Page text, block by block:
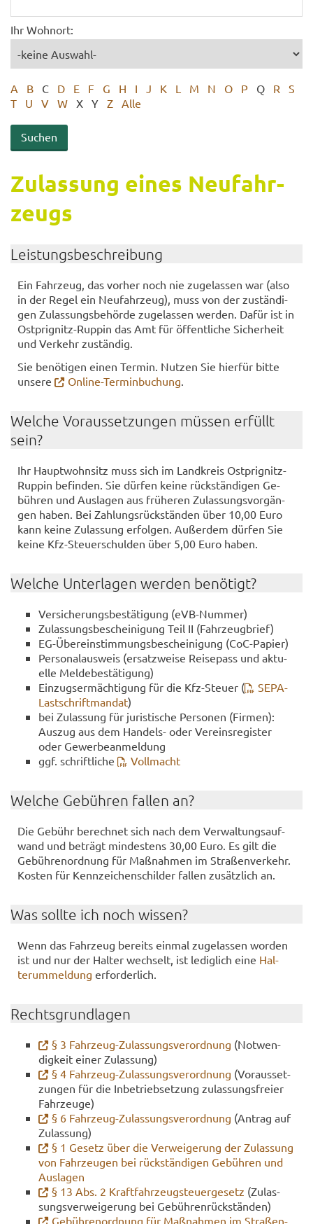
Ihr Wohnort:
A B C D E F G H I J K L M N O P Q R
S
T
U V W X Y Z Alle
Zu­las­sung eines Neu­fahr­
zeugs
Leis­tungs­be­schrei­bung
Ein Fahr­zeug, das vor­her noch nie zu­ge­las­sen war (also
in der Regel ein Neu­fahr­zeug), muss von der zu­stän­di­
gen Zu­las­sungs­be­hör­de zu­ge­las­sen wer­den. Dafür ist in
Ostprignitz-​Ruppin das Amt für öf­fent­li­che Si­cher­heit
und Ver­kehr zu­stän­dig.
Sie be­nö­ti­gen einen Ter­min. Nut­zen Sie hier­für bitte
un­se­re
Online-​Terminbuchung.
Wel­che Vor­aus­set­zun­gen müs­sen er­füllt
sein?
Ihr Haupt­wohn­sitz muss sich im Land­kreis Ostprignitz-​
Ruppin be­fin­den. Sie dür­fen keine rück­stän­di­gen Ge­
büh­ren und Aus­la­gen aus frü­he­ren Zu­las­sungs­vor­gän­
gen haben. Bei Zah­lungs­rück­stän­den über 10,00 Euro
kann keine Zu­las­sung er­fol­gen. Au­ßer­dem dür­fen Sie
keine Kfz-​Steuerschulden über 5,00 Euro haben.
Wel­che Un­ter­la­gen wer­den be­nö­tigt?
Ver­si­che­rungs­be­stä­ti­gung (eVB-​Nummer)
Zu­las­sungs­be­schei­ni­gung Teil II (Fahr­zeug­brief)
EG-​Übereinstimmungsbescheinigung (CoC-​Papier)
Per­so­nal­aus­weis (er­satz­wei­se Rei­se­pass und ak­tu­
el­le Mel­de­be­stä­ti­gung)
Ein­zugs­er­mäch­ti­gung für die Kfz-​Steuer (
SEPA-​
Lastschriftmandat)
bei Zu­las­sung für ju­ris­ti­sche Per­so­nen (Fir­men):
Aus­zug aus dem Handels-​ oder Ver­eins­re­gis­ter
oder Ge­wer­be­an­mel­dung
ggf. schrift­li­che
Voll­macht
Wel­che Ge­büh­ren fal­len an?
Die Ge­bühr be­rech­net sich nach dem Ver­wal­tungs­auf­
wand und be­trägt min­des­tens 30,00 Euro. Es gilt die
Ge­büh­ren­ord­nung für Maß­nah­men im Stra­ßen­ver­kehr.
Kos­ten für Kenn­zei­chen­schil­der fal­len zu­sätz­lich an.
Was soll­te ich noch wis­sen?
Wenn das Fahr­zeug be­reits ein­mal zu­ge­las­sen wor­den
ist und nur der Hal­ter wech­selt, ist le­dig­lich eine Hal­
terum­mel­dung er­for­der­lich.
Rechts­grund­la­gen
§ 3 Fahrzeug-​Zulassungsverordnung (Not­wen­
dig­keit einer Zu­las­sung)
§ 4 Fahrzeug-​Zulassungsverordnung (Vor­aus­set­
zun­gen für die In­be­trieb­set­zung zu­las­sungs­frei­er
Fahr­zeu­ge)
§ 6 Fahrzeug-​Zulassungsverordnung (An­trag auf
Zu­las­sung)
§ 1 Ge­setz über die Ver­wei­ge­rung der Zu­las­sung
von Fahr­zeu­gen bei rück­stän­di­gen Ge­büh­ren und
Aus­la­gen
§ 13 Abs. 2 Kraft­fahr­zeug­steu­er­ge­setz (Zu­las­
sungs­ver­wei­ge­rung bei Ge­büh­ren­rück­stän­den)
Ge­büh­ren­ord­nung für Maß­nah­men im Stra­ßen­